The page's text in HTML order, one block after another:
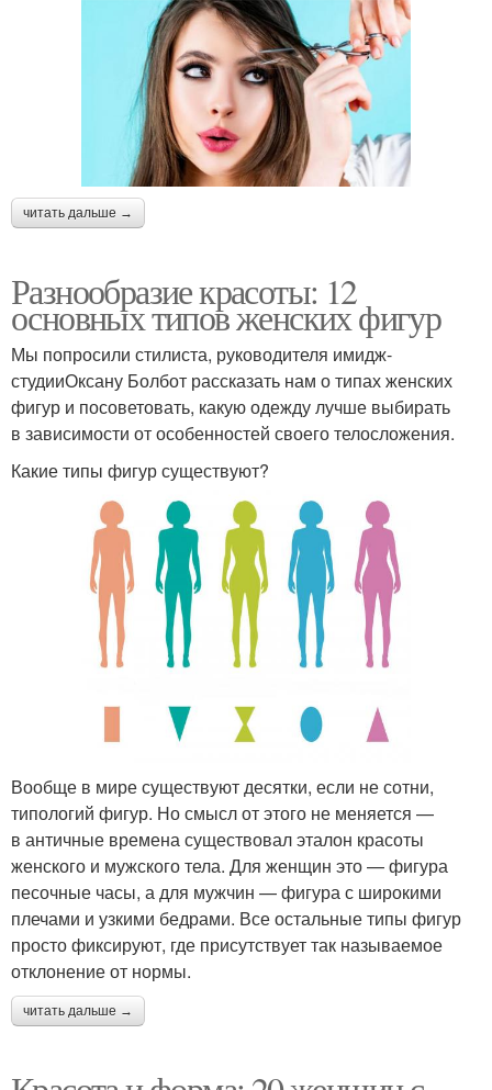
читать дальше →
Разнообразие красоты: 12
основных типов женских фигур
Мы попросили стилиста, руководителя имидж-
студииОксану Болбот рассказать нам о типах женских
фигур и посоветовать, какую одежду лучше выбирать
в зависимости от особенностей своего телосложения.
Какие типы фигур существуют?
Вообще в мире существуют десятки, если не сотни,
типологий фигур. Но смысл от этого не меняется —
в античные времена существовал эталон красоты
женского и мужского тела. Для женщин это — фигура
песочные часы, а для мужчин — фигура с широкими
плечами и узкими бедрами. Все остальные типы фигур
просто фиксируют, где присутствует так называемое
отклонение от нормы.
читать дальше →